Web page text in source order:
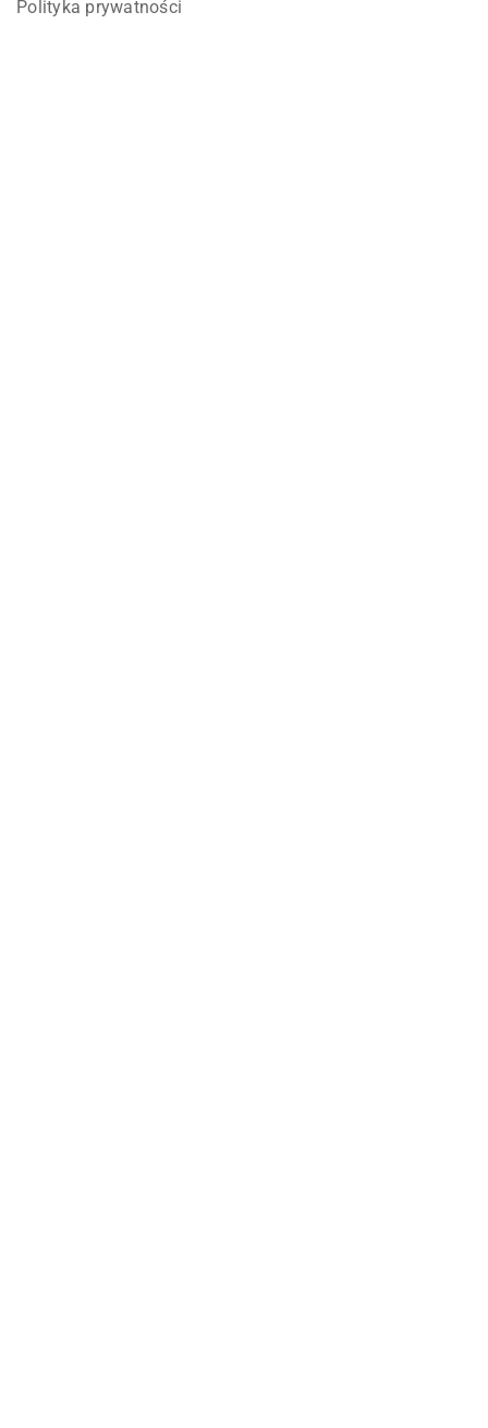
Polityka prywatności